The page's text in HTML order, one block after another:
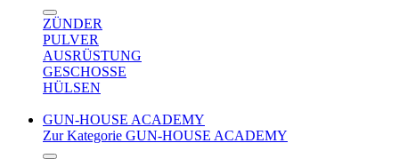
ZÜNDER
PULVER
AUSRÜSTUNG
GESCHOSSE
HÜLSEN
GUN-HOUSE ACADEMY
Zur Kategorie GUN-HOUSE ACADEMY